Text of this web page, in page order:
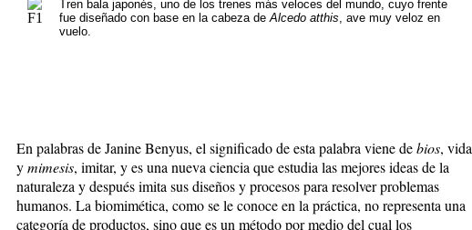
Tren bala japonés, uno de los trenes más veloces del mundo, cuyo frente
fue diseñado con base en la cabeza de Alcedo atthis , ave muy veloz en
vuelo.
En palabras de Janine Benyus, el significado de esta palabra viene debios, vida
ymimesis, imitar, y es una nueva ciencia que estudia las mejores ideas de la
naturaleza y después imita sus diseños y procesos para resolver problemas
humanos. La biomimética, como se le conoce en la práctica, no representa una
categoría de productos, sino que es un método por medio del cual los